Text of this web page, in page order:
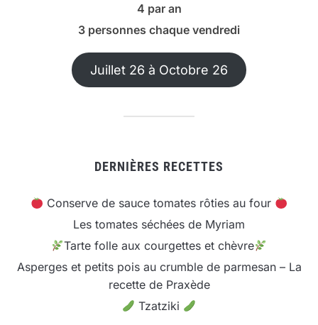
4 par an
3 personnes chaque vendredi
Juillet 26 à Octobre 26
DERNIÈRES RECETTES
Conserve de sauce tomates rôties au four
Les tomates séchées de Myriam
Tarte folle aux courgettes et chèvre
Asperges et petits pois au crumble de parmesan – La
recette de Praxède
Tzatziki